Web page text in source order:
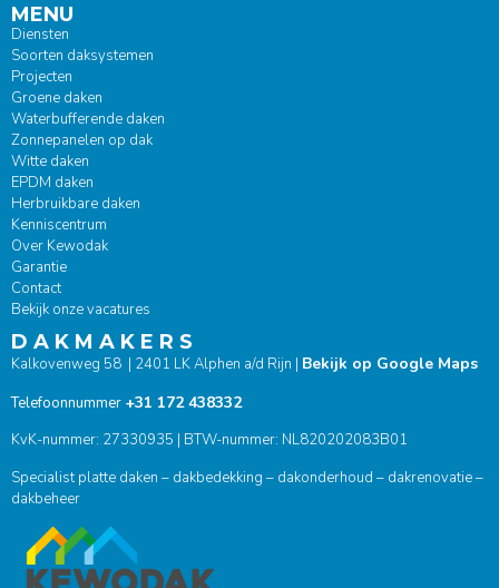
MENU
Diensten
Soorten daksystemen
Projecten
Groene daken
Waterbufferende daken
Zonnepanelen op dak
Witte daken
EPDM daken
Herbruikbare daken
Kenniscentrum
Over Kewodak
Garantie
Contact
Bekijk onze vacatures
D A K M A K E R S
Kalkovenweg 58 | 2401 LK Alphen a/d Rijn | Bekijk op Google Maps
Telefoonnummer +31 172 438332
KvK-nummer: 27330935 | BTW-nummer: NL820202083B01
Specialist platte daken – dakbedekking – dakonderhoud – dakrenovatie –
dakbeheer